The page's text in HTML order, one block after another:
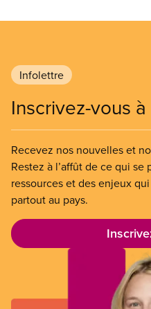
Infolettre
Inscrivez-vous
Recevez nos nouvelles et
Restez à l’affût de ce qui se
ressources et des enjeux
partout au pays.